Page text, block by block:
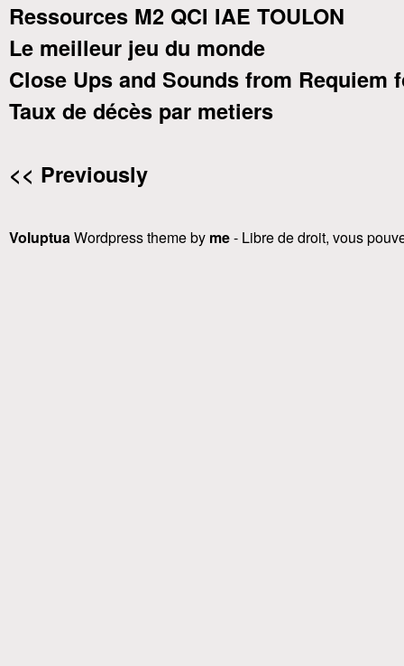
Ressources M2 QCI IAE TOULON
Le meilleur jeu du monde
Close Ups and Sounds from Requiem
Taux de décès par metiers
<< Previously
VoluptuaWordpress theme by me- Libre de droit, vous